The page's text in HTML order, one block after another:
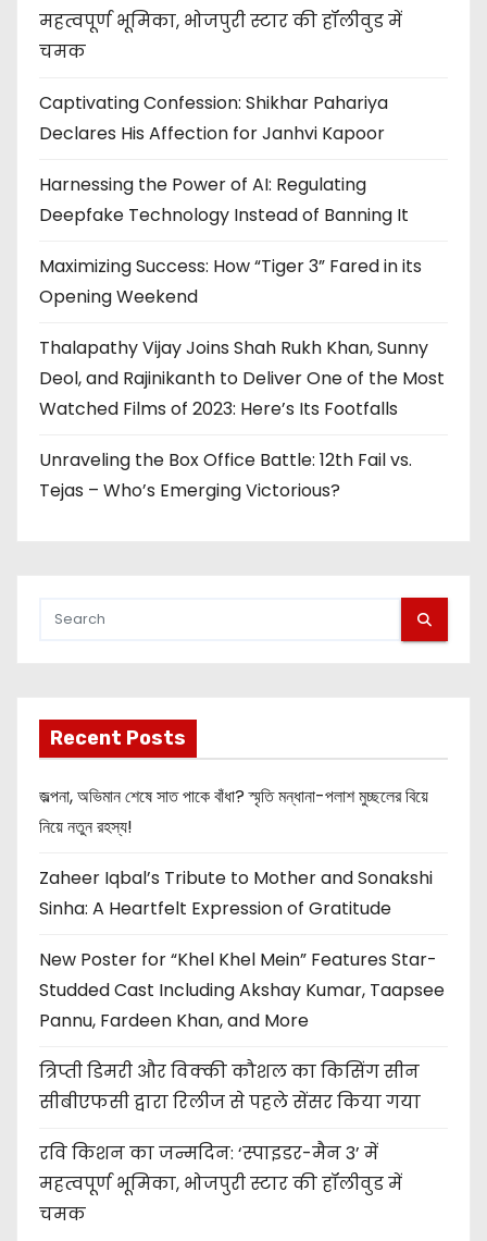
महत्वपूर्ण भूमिका, भोजपुरी स्टार की हॉलीवुड में
चमक
Captivating Confession: Shikhar Pahariya
Declares His Affection for Janhvi Kapoor
Harnessing the Power of AI: Regulating
Deepfake Technology Instead of Banning It
Maximizing Success: How “Tiger 3” Fared in its
Opening Weekend
Thalapathy Vijay Joins Shah Rukh Khan, Sunny
Deol, and Rajinikanth to Deliver One of the Most
Watched Films of 2023: Here’s Its Footfalls
Unraveling the Box Office Battle: 12th Fail vs.
Tejas – Who’s Emerging Victorious?
Recent Posts
জল্পনা, অভিমান শেষে সাত পাকে বাঁধা? স্মৃতি মন্ধানা-পলাশ মুচ্ছলের বিয়ে
নিয়ে নতুন রহস্য!
Zaheer Iqbal’s Tribute to Mother and Sonakshi
Sinha: A Heartfelt Expression of Gratitude
New Poster for “Khel Khel Mein” Features Star-
Studded Cast Including Akshay Kumar, Taapsee
Pannu, Fardeen Khan, and More
त्रिप्ती डिमरी और विक्की कौशल का किसिंग सीन
सीबीएफसी द्वारा रिलीज से पहले सेंसर किया गया
रवि किशन का जन्मदिन: ‘स्पाइडर-मैन 3’ में
महत्वपूर्ण भूमिका, भोजपुरी स्टार की हॉलीवुड में
चमक